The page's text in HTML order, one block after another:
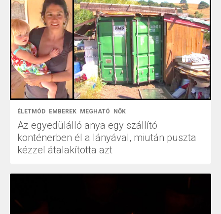
ÉLETMÓD EMBEREK MEGHATÓ NŐK
Az egyedülálló anya egy szállító
konténerben él a lányával, miután puszta
kézzel átalakította azt